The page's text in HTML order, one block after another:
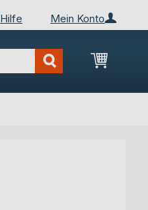
Mein Konto
Hilfe
Mein